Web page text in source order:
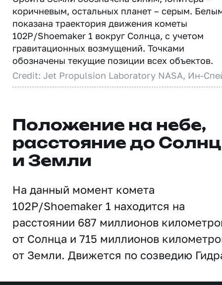
коричневым, остальных планет – серым.
показана траектория движения кометы
102P/Shoemaker 1 вокруг Солнца, с учетом
гравитационных возмущений. Точками
обозначены текущие позиции всех объектов.
Credit: Jet Propulsion Laboratory NASA, Ин-
Положение на небе,
расстояние до
и Земли
На данный момент комета
102P/Shoemaker 1 находится на
расстоянии 687 миллионов
от Солнца и 715 миллионов
от Земли. Движется по созведию